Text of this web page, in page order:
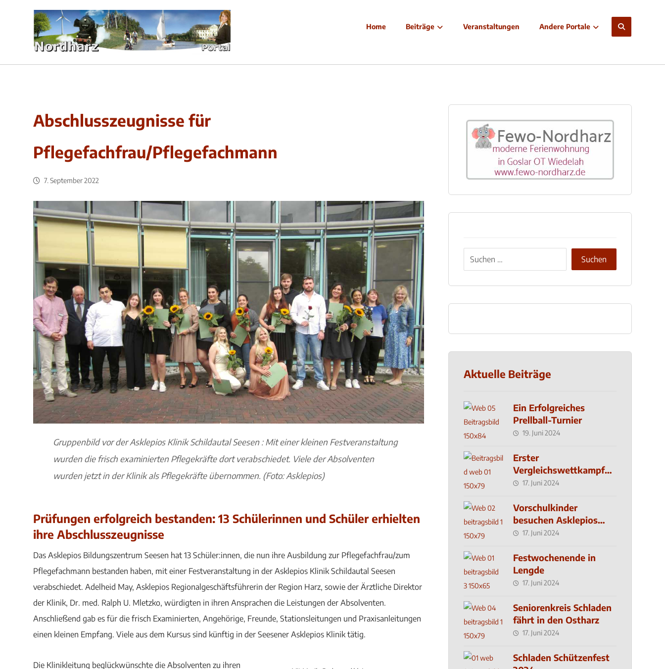
Home Beiträge Veranstaltungen Andere Portale
Abschlusszeugnisse für
Pflegefachfrau/Pflegefachmann
7. September 2022
Gruppenbild vor der Asklepios Klinik Schildautal Seesen : Mit einer kleinen Festveranstaltung
wurden die frisch examinierten Pflegekräfte dort verabschiedet. Viele der Absolventen
wurden jetzt in der Klinik als Pflegekräfte übernommen. (Foto: Asklepios)
Prüfungen erfolgreich bestanden: 13 Schülerinnen und Schüler erhielten
ihre Abschlusszeugnisse
Das Asklepios Bildungszentrum Seesen hat 13 Schüler:innen, die nun ihre Ausbildung zur Pflegefachfrau/zum
Pflegefachmann bestanden haben, mit einer Festveranstaltung in der Asklepios Klinik Schildautal Seesen
verabschiedet. Adelheid May, Asklepios Regionalgeschäftsführerin der Region Harz, sowie der Ärztliche Direktor
der Klinik, Dr. med. Ralph U. Mletzko, würdigten in ihren Ansprachen die Leistungen der Absolventen.
Anschließend gab es für die frisch Examinierten, Angehörige, Freunde, Stationsleitungen und Praxisanleitungen
einen kleinen Empfang. Viele aus dem Kursus sind künftig in der Seesener Asklepios Klinik tätig.
Die Klinikleitung beglückwünschte die Absolventen zu ihren
Aktuelle Beiträge
Ein Erfolgreiches
Prellball-Turnier
19. Juni 2024
Erster
Vergleichswettkampf
seit 2019
17. Juni 2024
Vorschulkinder
besuchen Asklepios
Klinik
17. Juni 2024
Festwochenende in
Lengde
17. Juni 2024
Seniorenkreis Schladen
fährt in den Ostharz
17. Juni 2024
Schladen Schützenfest